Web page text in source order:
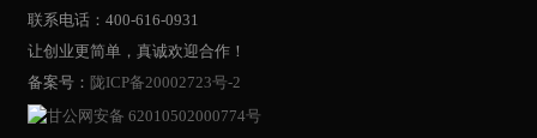
联系电话：400-616-0931
让创业更简单，真诚欢迎合作！
备案号： 陇ICP备20002723号-2
甘公网安备 62010502000774号